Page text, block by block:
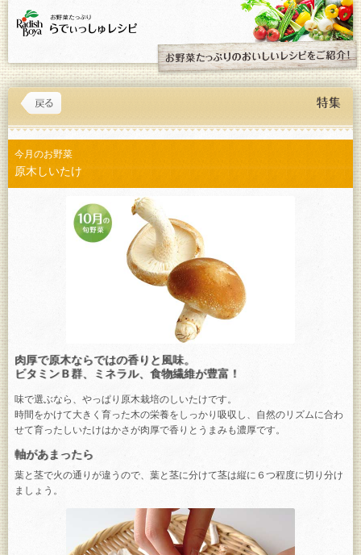
今月のお野菜
原木しいたけ
肉厚で原木ならではの香りと風味。
ビタミンＢ群、ミネラル、食物繊維が豊富！
味で選ぶなら、やっぱり原木栽培のしいたけです。
時間をかけて大きく育った木の栄養をしっかり吸収し、自然のリズムに合わ
せて育ったしいたけはかさが肉厚で香りとうまみも濃厚です。
軸があまったら
葉と茎で火の通りが違うので、葉と茎に分けて茎は縦に６つ程度に切り分け
ましょう。